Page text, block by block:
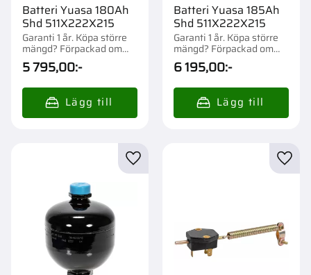
Batteri Yuasa 180Ah
Shd 511X222X215
Garanti 1 år. Köpa större
mängd? Förpackad om
1/21 st.
5 795,00:-
Batteri Yuasa 185Ah
Shd 511X222X215
Garanti 1 år. Köpa större
mängd? Förpackad om
1/21 st.
6 195,00:-
Lägg till i favoriter